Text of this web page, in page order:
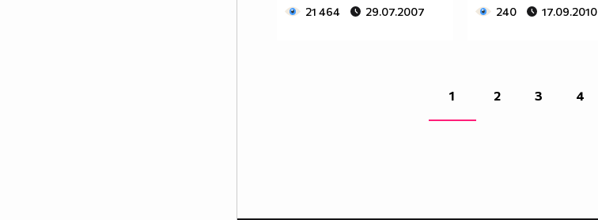
21 464 29.07.2007 240 17.09.2010
1 2 3 4